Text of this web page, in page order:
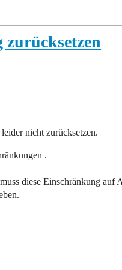
nicht zurücksetzen.
.
diese Einschränkung auf